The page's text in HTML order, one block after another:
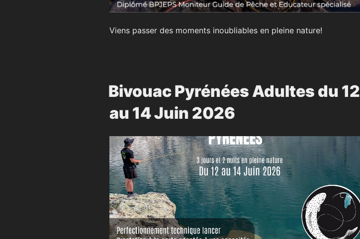
Viens passer des moments inoubliables en pleine nature!
Bivouac Pyrénées Adultes du 12
au 14 Juin 2026